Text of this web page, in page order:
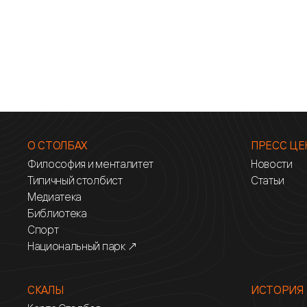
О СТОЛБАХ
Философия и менталитет
Типичный столбист
Медиатека
Библиотека
Спорт
Национальный парк ↗
ПРЕСС
Новости
Статьи
СКАЛЫ
ИСТОРИЯ